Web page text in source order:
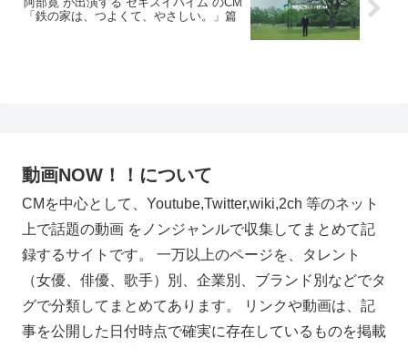
「鉄の家は、つよくて、やさしい。」篇
動画NOW！！について
CMを中心として、Youtube,Twitter,wiki,2ch 等のネット
上で話題の動画 をノンジャンルで収集してまとめて記
録するサイトです。 一万以上のページを、タレント
（女優、俳優、歌手）別、企業別、ブランド別などでタ
グで分類してまとめてあります。 リンクや動画は、記
事を公開した日付時点で確実に存在しているものを掲載